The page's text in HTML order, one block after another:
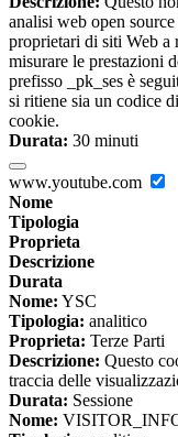
analisi web open
proprietari di siti Web a
misurare le prestazioni
prefisso _pk_ses è
si ritiene sia un codice
cookie.
Durata: 30 minuti
www.youtube.com
Nome
Tipologia
Proprieta
Descrizione
Durata
Nome: YSC
Tipologia: analitico
Proprieta: Terze Parti
Descrizione: Questo
traccia delle
Durata: Sessione
Nome: